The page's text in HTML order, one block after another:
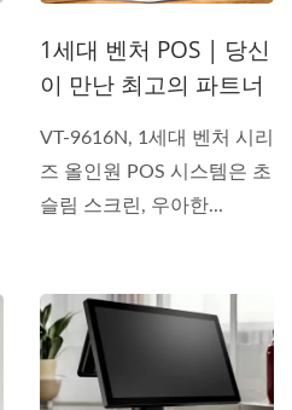
1세대 벤처 POS | 당신
이 만난 최고의 파트너
VT-9616N, 1세대 벤처 시리
즈 올인원 POS 시스템은 초
슬림 스크린, 우아한...